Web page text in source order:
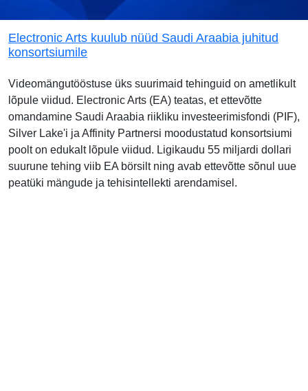
Electronic Arts kuulub nüüd Saudi Araabia juhitud
konsortsiumile
Videomängutööstuse üks suurimaid tehinguid on ametlikult
lõpule viidud. Electronic Arts (EA) teatas, et ettevõtte
omandamine Saudi Araabia riikliku investeerimisfondi (PIF),
Silver Lake'i ja Affinity Partnersi moodustatud konsortsiumi
poolt on edukalt lõpule viidud. Ligikaudu 55 miljardi dollari
suurune tehing viib EA börsilt ning avab ettevõtte sõnul uue
peatüki mängude ja tehisintellekti arendamisel.